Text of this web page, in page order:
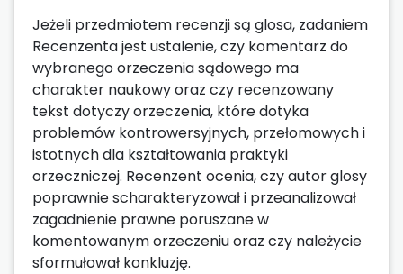
Jeżeli przedmiotem recenzji są glosa, zadaniem
Recenzenta jest ustalenie, czy komentarz do
wybranego orzeczenia sądowego ma
charakter naukowy oraz czy recenzowany
tekst dotyczy orzeczenia, które dotyka
problemów kontrowersyjnych, przełomowych i
istotnych dla kształtowania praktyki
orzeczniczej. Recenzent ocenia, czy autor glosy
poprawnie scharakteryzował i przeanalizował
zagadnienie prawne poruszane w
komentowanym orzeczeniu oraz czy należycie
sformułował konkluzję.